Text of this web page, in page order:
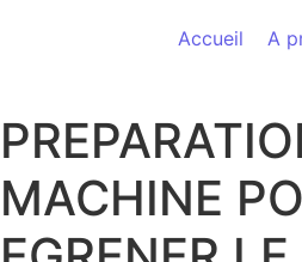
Accueil
A
MACHINE